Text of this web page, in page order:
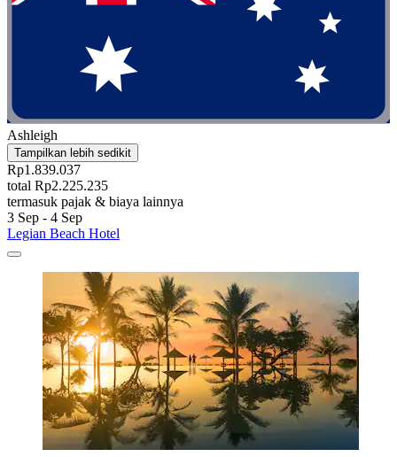
Ashleigh
Tampilkan lebih sedikit
Rp1.839.037
total Rp2.225.235
termasuk pajak & biaya lainnya
3 Sep - 4 Sep
Legian Beach Hotel